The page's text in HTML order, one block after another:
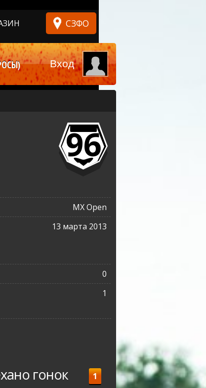
96
MX Open
13 марта 2013
0
1
гонок 1
СЗФО
Вход